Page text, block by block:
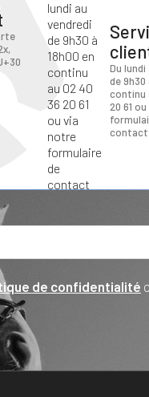
Du lundi
de 9h30
continu
20 61
contact
de confidentialité